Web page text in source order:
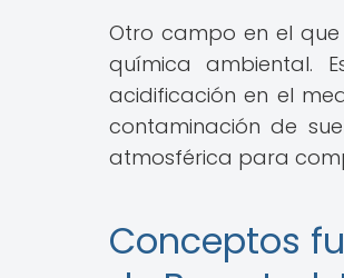
Otro campo en el
química ambiental.
acidificación en el
contaminación de
atmosférica para
Conceptos